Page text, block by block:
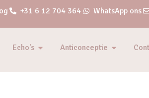
+31 6 12 704 364 WhatsApp ons
Echo's Anticonceptie